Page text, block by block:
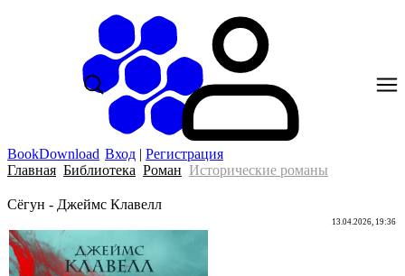
BookDownload Вход | Регистрация
Главная Библиотека Роман Исторические романы
Сёгун - Джеймс Клавелл
13.04.2026, 19:36